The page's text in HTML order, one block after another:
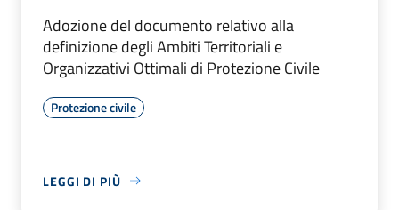
Adozione del documento relativo alla
definizione degli Ambiti Territoriali e
Organizzativi Ottimali di Protezione Civile
Protezione civile
LEGGI DI PIÙ